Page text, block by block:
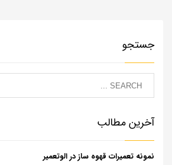
جستجو
آخرین مطالب
نمونه تعمیرات قهوه ساز در الوتعمیر